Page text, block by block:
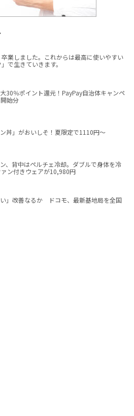
業しました。これからは最高に使いやすい
で生きていきます。
大30％ポイント還元！PayPay自治体キャンペ
始分
ン丼」がおいしそ！夏限定で1110円～
、背中はペルチェ冷却。ダブルで身体を冷
ン付きウェアが10,980円
い」改善なるか ドコモ、最新基地局を全国